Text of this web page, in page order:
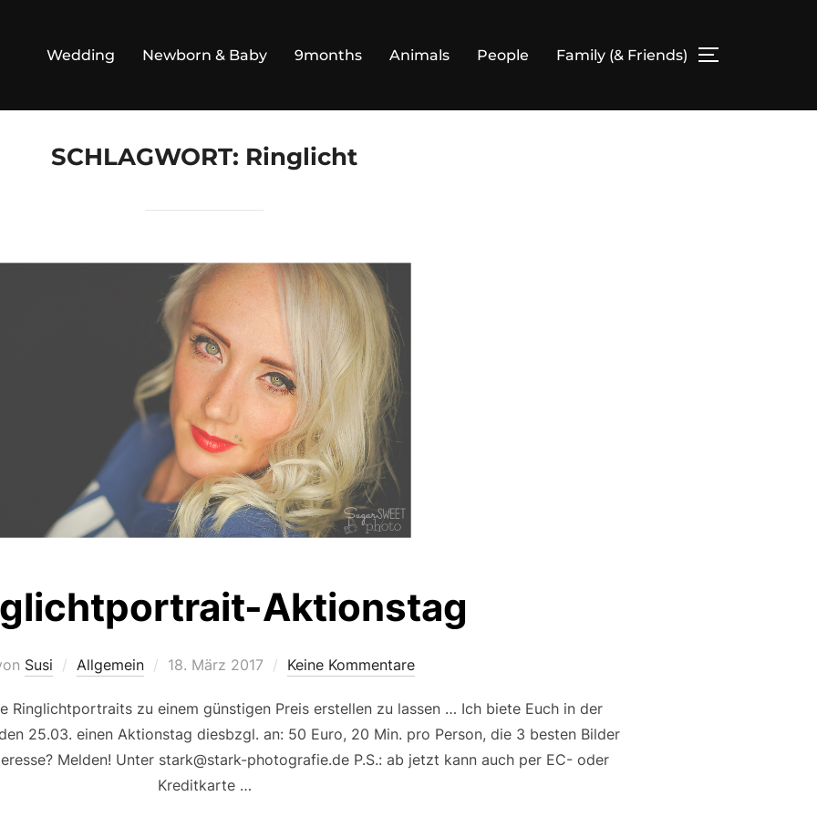
Wedding Newborn & Baby 9months Animals People Family (& Friends)
SCHLAGWORT: Ringlicht
Aktionstag
Susi Allgemein
Veröffentlicht
18. März 2017 Keine Kommentare
Ringlichtportraits zu einem günstigen Preis erstellen zu lassen … Ich biete Euch in der
25.03. einen Aktionstag diesbzgl. an: 50 Euro, 20 Min. pro Person, die 3 besten Bilder
Melden! Unter stark@stark-photografie.de P.S.: ab jetzt kann auch per EC- oder
Kreditkarte …